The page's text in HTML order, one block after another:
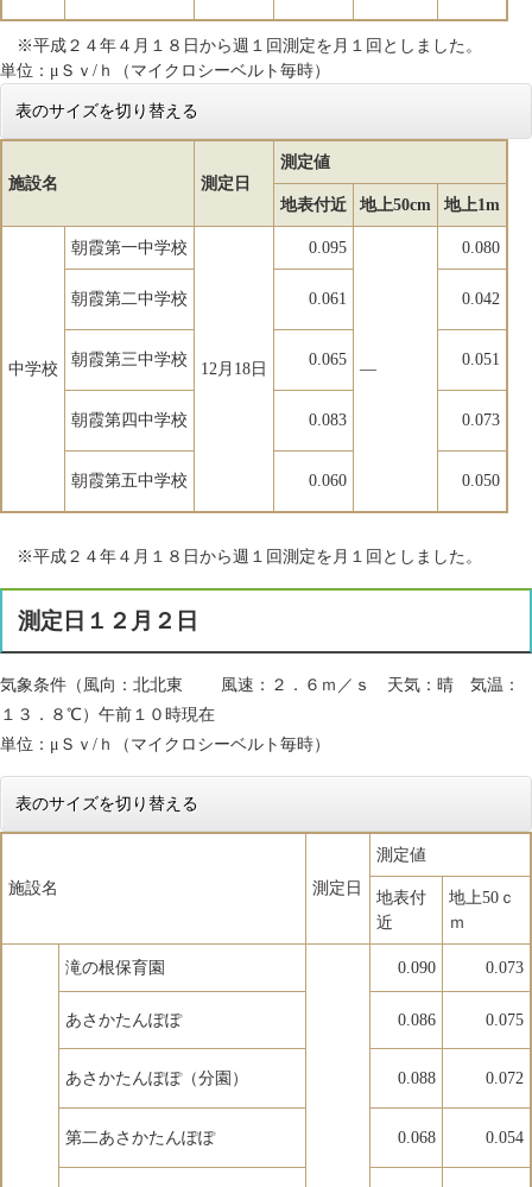
※平成２４年４月１８日から週１回測定を月１回としました。
単位：μＳｖ/ｈ（マイクロシーベルト毎時）
表のサイズを切り替える
施設名 測定日
測定値
地表付近 地上50cm 地上1m
中学校
朝霞第一中学校
12月18日
0.095
―
0.080
朝霞第二中学校 0.061 0.042
朝霞第三中学校 0.065 0.051
朝霞第四中学校 0.083 0.073
朝霞第五中学校 0.060 0.050
※平成２４年４月１８日から週１回測定を月１回としました。
測定日１２月２日
気象条件（風向：北北東 風速：２．６ｍ／ｓ 天気：晴 気温：
１３．８℃）午前１０時現在
単位：μＳｖ/ｈ（マイクロシーベルト毎時）
表のサイズを切り替える
施設名 測定日
測定値
地表付
近
地上50ｃ
ｍ
滝の根保育園 0.090 0.073
あさかたんぽぽ 0.086 0.075
あさかたんぽぽ（分園） 0.088 0.072
第二あさかたんぽぽ 0.068 0.054